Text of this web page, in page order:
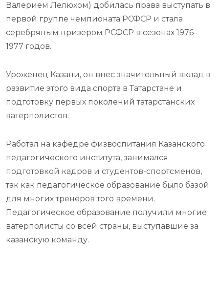
Валерием Лелюхом) добилась права выступать в
первой группе чемпионата РСФСР и стала
серебряным призером РСФСР в сезонах 1976–
1977 годов.
Уроженец Казани, он внес значительный вклад в
развитие этого вида спорта в Татарстане и
подготовку первых поколений татарстанских
ватерполистов.
Работал на кафедре физвоспитания Казанского
педагогического института, занимался
подготовкой кадров и студентов-спортсменов,
так как педагогическое образование было базой
для многих тренеров того времени.
Педагогическое образование получили многие
ватерполисты со всей страны, выступавшие за
казанскую команду.